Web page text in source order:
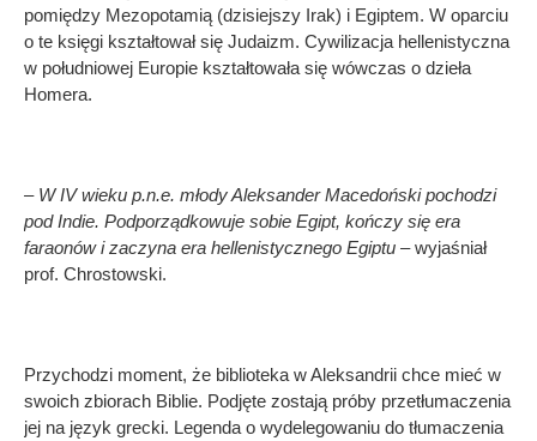
pomiędzy Mezopotamią (dzisiejszy Irak) i Egiptem. W oparciu
o te księgi kształtował się Judaizm. Cywilizacja hellenistyczna
w południowej Europie kształtowała się wówczas o dzieła
Homera.
– W IV wieku p.n.e. młody Aleksander Macedoński pochodzi
pod Indie. Podporządkowuje sobie Egipt, kończy się era
faraonów i zaczyna era hellenistycznego Egiptu –wyjaśniał
prof. Chrostowski.
Przychodzi moment, że biblioteka w Aleksandrii chce mieć w
swoich zbiorach Biblie. Podjęte zostają próby przetłumaczenia
jej na język grecki. Legenda o wydelegowaniu do tłumaczenia